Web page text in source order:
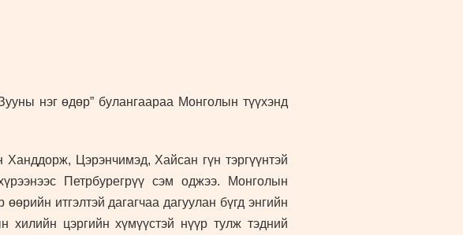
нэг өдөр” булангаараа Монголын түүхэнд
Цэрэнчимэд, Хайсан гүн тэргүүнтэй
Петрбурегрүү сэм оджээ. Монголын
итгэлтэй дагагчаа дагуулан бүгд энгийн
цэргийн хүмүүстэй нүүр тулж тэдний